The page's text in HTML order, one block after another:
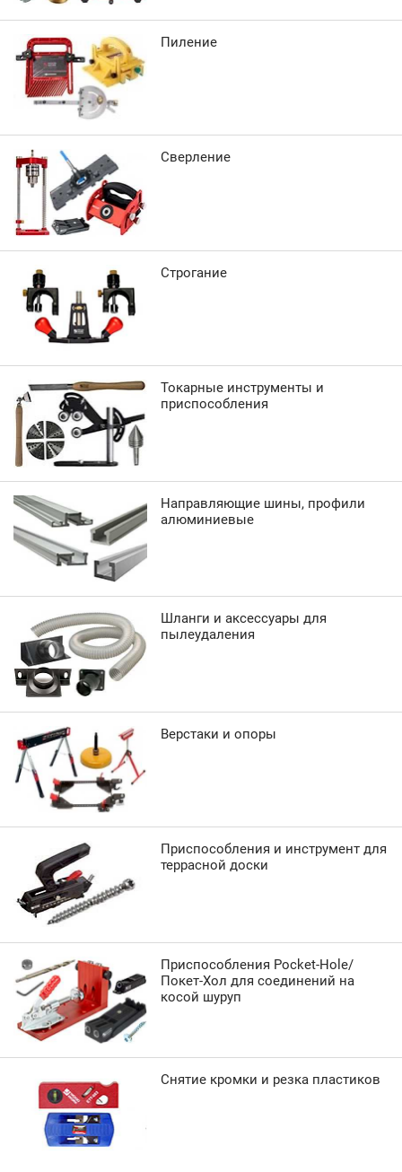
Пиление
Сверление
Строгание
Токарные инструменты и
приспособления
Направляющие шины, профили
алюминиевые
Шланги и аксессуары для
пылеудаления
Верстаки и опоры
Приспособления и инструмент для
террасной доски
Приспособления Pocket-Hole/
Покет-Хол для соединений на
косой шуруп
Снятие кромки и резка пластиков